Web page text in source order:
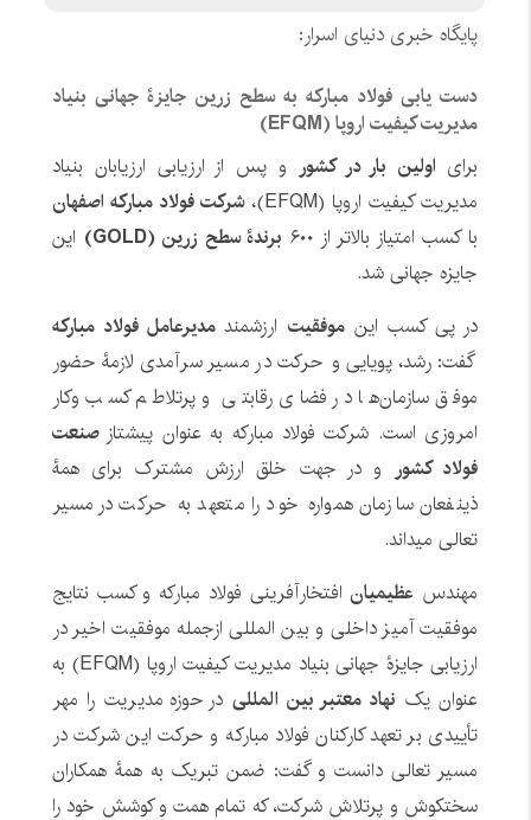
پایگاه خبری دنیای اسرار:
دست یابی فولاد مبارکه به سطح زرین جایزۀ جهانی بنیاد
مدیریت کیفیت اروپا (EFQM)
برای اولین بار در کشور و پس از ارزیابی ارزیابان بنیاد
مدیریت کیفیت اروپا (EFQM)،
شرکت فولاد مبارکه اصفهان
با کسب امتیاز بالاتر از ۶۰۰
برندۀ سطح زرین (GOLD)
این
جایزه جهانی شد.
در پی کسب اینموفقیت ارزشمندمدیرعامل فولاد مبارکه
گفت: رشد، پویایی و حرکت در مسیر سرآمدی لازمۀ حضور
موفق سازمان‌ها در فضای رقابتی و پرتلاطم کسب وکار
امروزی است. شرکت فولاد مبارکه به عنوان پیشتازصنعت
فولاد کشور و در جهت خلق ارزش مشترک برای همۀ
ذینفعان سازمان همواره خود را متعهد به حرکت در مسیر
تعالی میداند.
مهندس عظیمیانافتخارآفرینی فولاد مبارکه و کسب نتایج
موفقیت آمیز داخلی و بین المللی ازجمله موفقیت اخیر در
ارزیابی جایزۀ جهانی بنیاد مدیریت کیفیت اروپا (EFQM) به
عنوان یک نهاد معتبر بین المللی در حوزه مدیریت را مهر
تأییدی بر تعهد کارکنان فولاد مبارکه و حرکت این شرکت در
مسیر تعالی دانست و گفت: ضمن تبریک به همۀ همکاران
سختکوش و پرتلاش شرکت، که تمام همت و کوشش خود را